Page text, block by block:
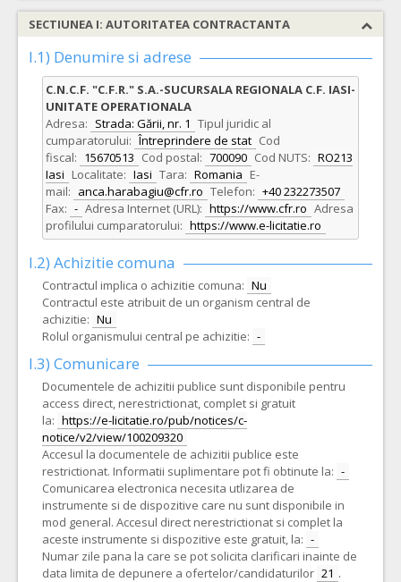
SECTIUNEA I: AUTORITATEA CONTRACTANTA
I.1) Denumire si adrese
C.N.C.F. "C.F.R." S.A.-SUCURSALA REGIONALA C.F. IASI-
UNITATE OPERATIONALA
Adresa: Strada: Gării, nr. 1 Tipul juridic al
cumparatorului: Întreprindere de stat Cod
fiscal: 15670513 Cod postal: 700090 Cod NUTS: RO213
Iasi Localitate: Iasi Tara: Romania E-
mail: anca.harabagiu@cfr.ro Telefon: +40 232273507
Fax: - Adresa Internet (URL): https://www.cfr.ro Adresa
profilului cumparatorului: https://www.e-licitatie.ro
I.2) Achizitie comuna
Contractul implica o achizitie comuna: Nu
Contractul este atribuit de un organism central de
achizitie: Nu
Rolul organismului central pe achizitie: -
I.3) Comunicare
Documentele de achizitii publice sunt disponibile pentru
access direct, nerestrictionat, complet si gratuit
la: https://e-licitatie.ro/pub/notices/c-
notice/v2/view/100209320
Accesul la documentele de achizitii publice este
restrictionat. Informatii suplimentare pot fi obtinute la: -
Comunicarea electronica necesita utlizarea de
instrumente si de dispozitive care nu sunt disponibile in
mod general. Accesul direct nerestrictionat si complet la
aceste instrumente si dispozitive este gratuit, la: -
Numar zile pana la care se pot solicita clarificari inainte de
data limita de depunere a ofertelor/candidaturilor 21 .